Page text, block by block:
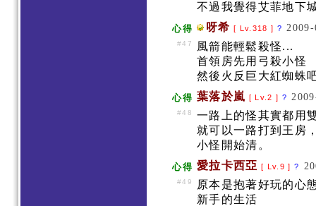
不過我覺得艾菲地下
心得 呀希 [ Lv.318 ] ?
#47
風箭能輕鬆殺怪...
首領房先用弓殺小怪
然後火反巨大紅蜘蛛
心得 葉落於嵐 [ Lv.2 ] ?
#48
一路上的怪其實都用
就可以一路打到王房
小怪開始清。
心得 愛拉卡西亞 [ Lv.9 ]?
#49
原本是抱著好玩的心
新手的生活